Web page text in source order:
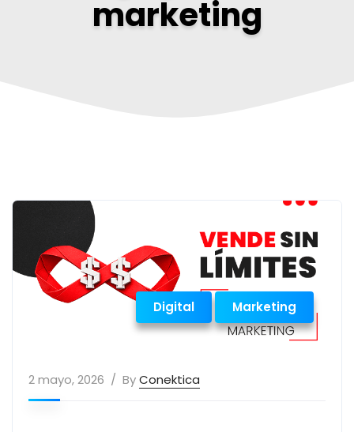
marketing
Digital Marketing
2 mayo, 2026 ByConektica